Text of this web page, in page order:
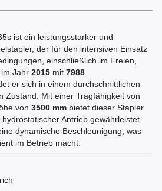
ist ein leistungsstarker und
der für den intensiven Einsatz
einschließlich im Freien,
Jahr 2015 mit 7988
er sich in einem durchschnittlichen
Zustand. Mit einer Tragfähigkeit von
von 3500 mm bietet dieser Stapler
Antrieb gewährleistet
dynamische Beschleunigung, was
im Betrieb macht.